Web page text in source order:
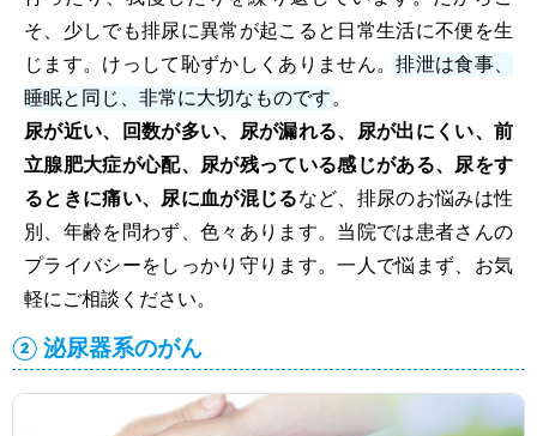
そ、少しでも排尿に異常が起こると日常生活に不便を生
じます。けっして恥ずかしくありません。排泄は食事、
睡眠と同じ、非常に大切なものです 。
尿が近い、回数が多い、尿が漏れる、尿が出にくい、前
立腺肥大症が心配、尿が残っている感じがある、尿をす
るときに痛い、尿に血が混じるなど、排尿のお悩みは性
別、年齢を問わず、色々あります。当院では患者さんの
プライバシーをしっかり守ります。一人で悩まず、お気
軽にご相談ください。
② 泌尿器系のがん